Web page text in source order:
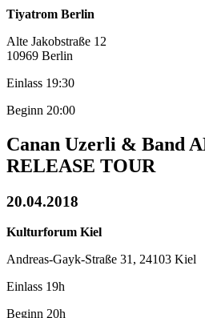
Tiyatrom Berlin
Alte Jakobstraße 12
10969 Berlin
Einlass 19:30
Beginn 20:00
Canan Uzerli & Band
RELEASE TOUR
20.04.2018
Kulturforum Kiel
Andreas-Gayk-Straße 31, 24103 Kiel
Einlass 19h
Beginn 20h